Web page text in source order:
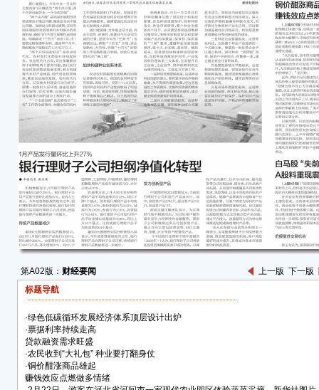
第A02版： 财经要闻 上一版 下一版
标题导航
·绿色低碳循环发展经济体系顶层设计出炉
·票据利率持续走高
贷款融资需求旺盛
·农民收到“大礼包” 种业要打翻身仗
·铜价酣涨商品雄起
赚钱效应点燃做多情绪
情。
链成
中，
陈果
宗商
等；
王德
色、
长链
步恢